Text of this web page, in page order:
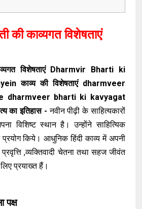
की काव्यगत विशेषताएं
विशेषताएं Dharmvir Bharti ki
काव्य की विशेषताएं dharmveer
dharmveer bharti ki kavyagat
का इतिहास -नवीन पीढ़ी के साहित्यकारों
विशिष्ट स्थान है। उन्होंने साहित्यिक
किये। आधुनिक हिंदी काव्य में अपनी
,व्यक्तिवादी चेतना तथा सहज जीवंत
प्रयाख्त हैं।
पक्ष